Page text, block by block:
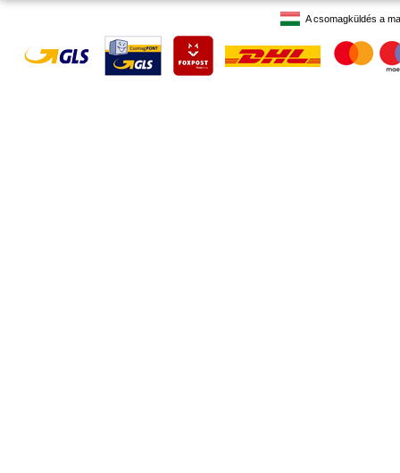
A csomagküldés a